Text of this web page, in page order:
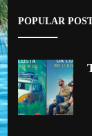
POPULAR